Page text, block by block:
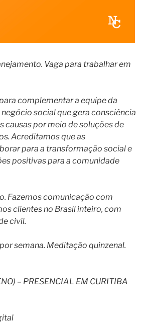
Vaga para trabalhar em
complementar a equipe da
negócio social que gera consciência
causas por meio de soluções de
Acreditamos que as
para a transformação social e
positivas para a comunidade
Fazemos comunicação com
clientes no Brasil inteiro, com
civil.
semana. Meditação quinzenal.
– PRESENCIAL EM CURITIBA